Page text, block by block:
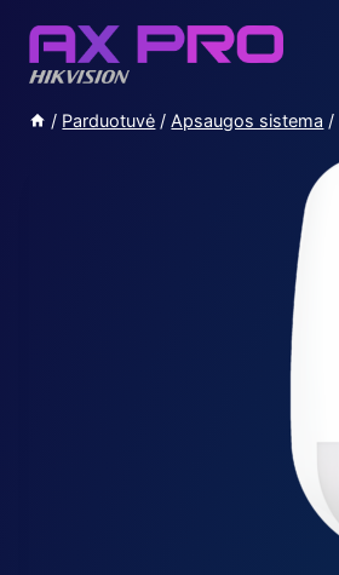
content
/ Parduotuvė / Apsaugos sistema /